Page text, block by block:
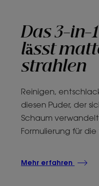
Das 3-in-
lässt
strahlen
Reinigen,
diesen Puder, der
Schaum
Formulierung für
Mehr erfahren